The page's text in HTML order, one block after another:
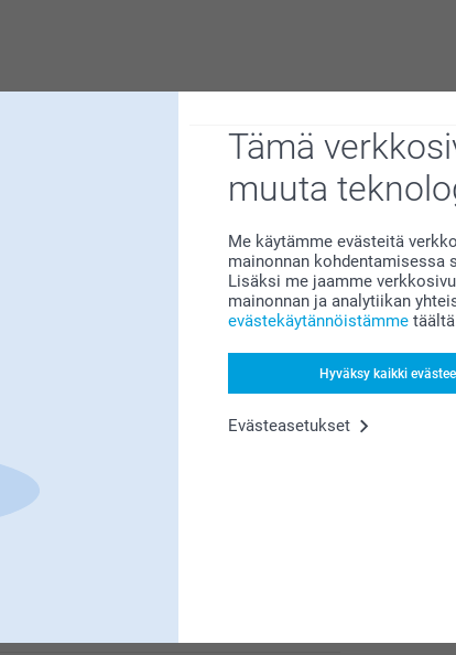
Tämä
muuta
Me käytämme evästeitä
mainonnan
Lisäksi me jaamme
mainonnan ja analytiikan
evästekäytännöistämme
Hyväksy kaikki
Evästeasetukset
on meille erittäin tärkeää. Kiva että pidät
ja olisi kätevää, jos niissä olisi